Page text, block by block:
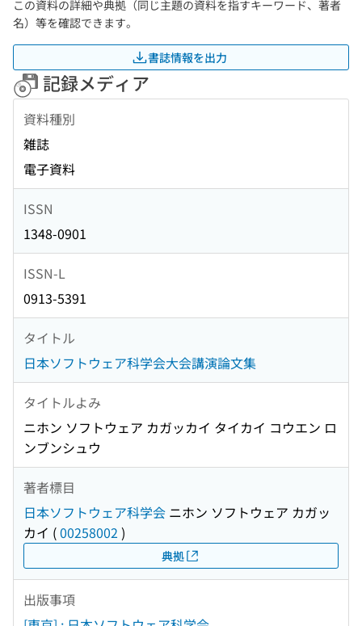
この資料の詳細や典拠（同じ主題の資料を指すキーワード、著者
名）等を確認できます。
書誌情報を出力
記録メディア
資料種別
雑誌
電子資料
ISSN
1348-0901
ISSN-L
0913-5391
タイトル
日本ソフトウェア科学会大会講演論文集
タイトルよみ
ニホン ソフトウェア カガッカイ タイカイ コウエン ロ
ンブンシュウ
著者標目
日本ソフトウェア科学会 ニホン ソフトウェア カガッ
カイ (00258002 )
典拠
出版事項